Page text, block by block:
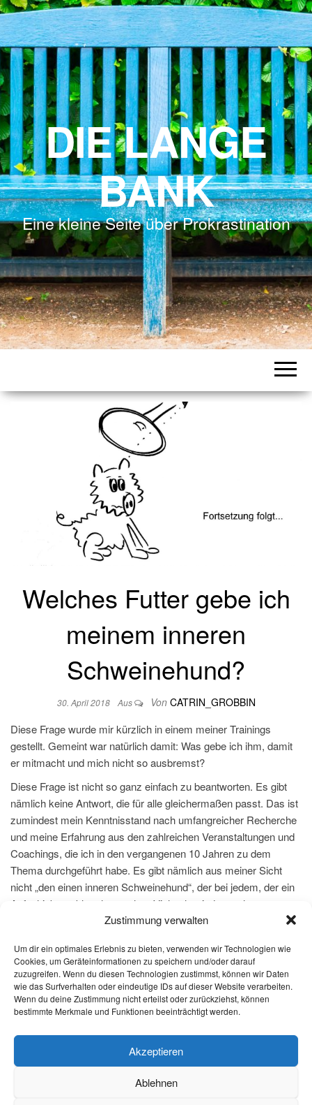
Zustimmung verwalten
Um dir ein optimales Erlebnis zu bieten, verwenden wir Technologien wie
Cookies, um Geräteinformationen zu speichern und/oder darauf
zuzugreifen. Wenn du diesen Technologien zustimmst, können wir Daten
wie das Surfverhalten oder eindeutige IDs auf dieser Website verarbeiten.
Wenn du deine Zustimmung nicht erteilst oder zurückziehst, können
bestimmte Merkmale und Funktionen beeinträchtigt werden.
Akzeptieren
Ablehnen
DIE LANGE
BANK
Eine kleine Seite über Prokrastination
Welches Futter gebe ich
meinem inneren
Schweinehund?
30. April 2018 Aus Von CATRIN_GROBBIN
Diese Frage wurde mir kürzlich in einem meiner Trainings
gestellt. Gemeint war natürlich damit: Was gebe ich ihm, damit
er mitmacht und mich nicht so ausbremst?
Diese Frage ist nicht so ganz einfach zu beantworten. Es gibt
nämlich keine Antwort, die für alle gleichermaßen passt. Das ist
zumindest mein Kenntnisstand nach umfangreicher Recherche
und meine Erfahrung aus den zahlreichen Veranstaltungen und
Coachings, die ich inden vergangenen 10 Jahren zu dem
Thema durchgeführt habe. Es gibt nämlich aus meiner Sicht
nicht „den einen inneren Schweinehund“, der bei jedem, der ein
Aufschiebeproblem hat, wohnt. Vielmehr sind es sehr
individuelle Gestalten, die da ihr blockierende Unwesen treiben.
kommt in einem späteren Beitrag.
Wer etwas an seinem Aufschiebeverhalten ändern möchte, der
sollte sich die Zeit nehmen, seinen inneren Aufschiebe-Anteil
möglichst genau kennenzulernen. Erst nach einer gründlichen
man heraus, wo des Pudels Kern steckt, d.h. woraus das
eigene Aufschiebeverhalten entsteht. In einem nächsten Schritt
kann man dann Wege finden, dieses Verhalten zu verändern.